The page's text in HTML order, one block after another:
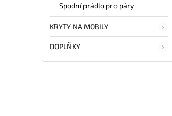
Spodní prádlo pro páry
KRYTY NA MOBILY
DOPLŇKY